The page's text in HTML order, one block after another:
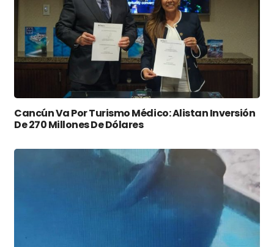
Cancún Va Por Turismo Médico: Alistan Inversión
De 270 Millones De Dólares